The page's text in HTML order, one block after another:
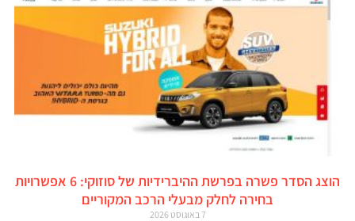
הוצג הסדר פשרה בפרשת ההיברידיות של סוזוקי: 6 אפשרויות
בחירה לחלק מבעלי הרכב המקוריים
7 באוגוסט 2026